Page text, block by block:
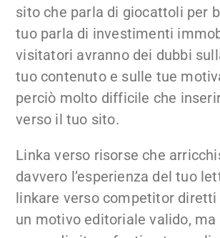
sito che parla di giocattoli per
tuo parla di investimenti
visitatori avranno dei dubbi
tuo contenuto e sulle tue
perciò molto difficile che
verso il tuo sito.
Linka verso risorse che
davvero l’esperienza del tuo
linkare verso competitor diretti
un motivo editoriale valido, ma